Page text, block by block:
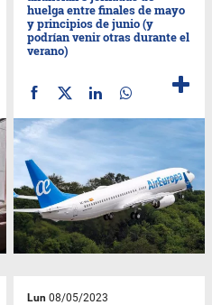
huelga entre finales de mayo
y principios de junio (y
podrían venir otras durante el
verano)
Lun 08/05/2023